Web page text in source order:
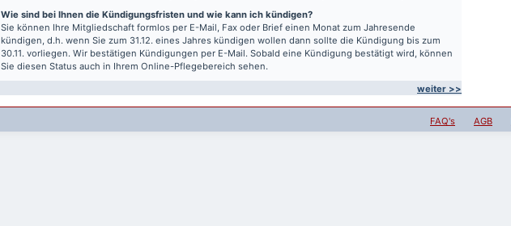
Wie sind bei Ihnen die Kündigungsfristen und wie kann ich kündigen?
Sie können Ihre Mitgliedschaft formlos per E-Mail, Fax oder Brief einen Monat zum Jahresende
kündigen, d.h. wenn Sie zum 31.12. eines Jahres kündigen wollen dann sollte die Kündigung bis zum
30.11. vorliegen. Wir bestätigen Kündigungen per E-Mail. Sobald eine Kündigung bestätigt wird, können
Sie diesen Status auch in Ihrem Online-Pflegebereich sehen.
weiter >>
FAQ's AGB